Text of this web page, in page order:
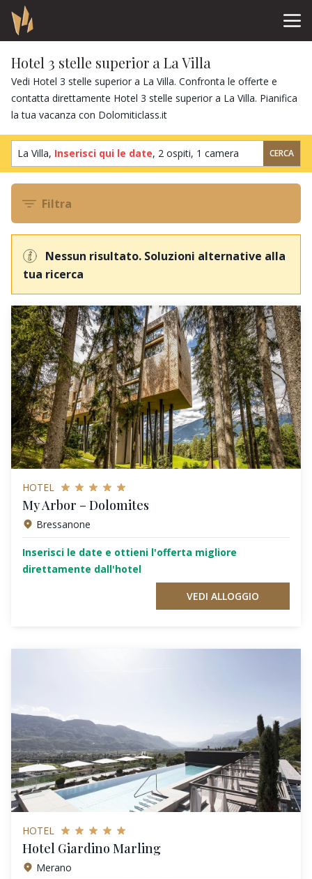
Hotel 3 stelle superior a La Villa
Vedi Hotel 3 stelle superior a La Villa. Confronta le offerte e
contatta direttamente Hotel 3 stelle superior a La Villa. Pianifica
la tua vacanza con Dolomiticlass.it
La Villa, Inserisci qui le date, 2 ospiti, 1 camera CERCA
Filtra
Nessun risultato. Soluzioni alternative alla
tua ricerca
HOTEL
My Arbor – Dolomites
Bressanone
Inserisci le date e ottieni l'offerta migliore
direttamente dall'hotel
VEDI ALLOGGIO
HOTEL
Hotel Giardino Marling
Merano